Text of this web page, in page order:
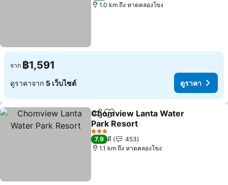
1.0 km ถึง หาดคลองโขง
จาก ฿1,591
ดูราคาจาก 5 เว็บไซต์ ดูราคา
แชร์ เพิ่มในรายการโปรด
Chomview Lanta Water
Park Resort
ดูราคา
3 ดาว
7.9 ดี
453
1.1 km ถึง หาดคลองโขง